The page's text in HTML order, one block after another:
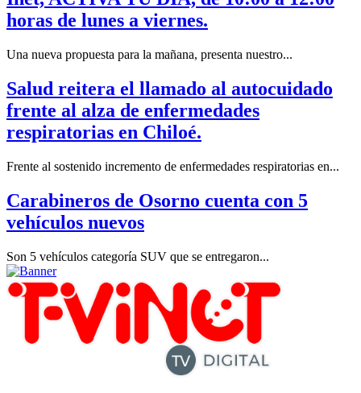
horas de lunes a viernes.
Una nueva propuesta para la mañana, presenta nuestro...
Salud reitera el llamado al autocuidado
frente al alza de enfermedades
respiratorias en Chiloé.
Frente al sostenido incremento de enfermedades respiratorias en...
Carabineros de Osorno cuenta con 5
vehículos nuevos
Son 5 vehículos categoría SUV que se entregaron...